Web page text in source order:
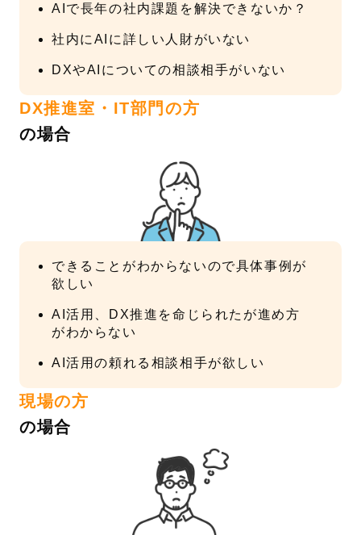
AIで長年の社内課題を解決できないか？
社内にAIに詳しい人財がいない
DXやAIについての相談相手がいない
DX推進室・IT部門の方
の場合
できることがわからないので具体事例が
欲しい
AI活用、DX推進を命じられたが進め方
がわからない
AI活用の頼れる相談相手が欲しい
現場の方
の場合